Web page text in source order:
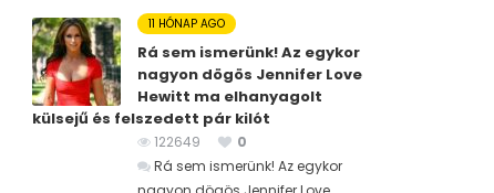
11 HÓNAP AGO
Rá sem ismerünk! Az egykor
nagyon dögös Jennifer Love
Hewitt ma elhanyagolt
külsejű és felszedett pár kilót
122649
0
Rá sem ismerünk! Az egykor